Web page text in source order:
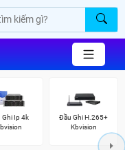
Ghi Ip 4k
Đầu Ghi H.265+
Kbvision